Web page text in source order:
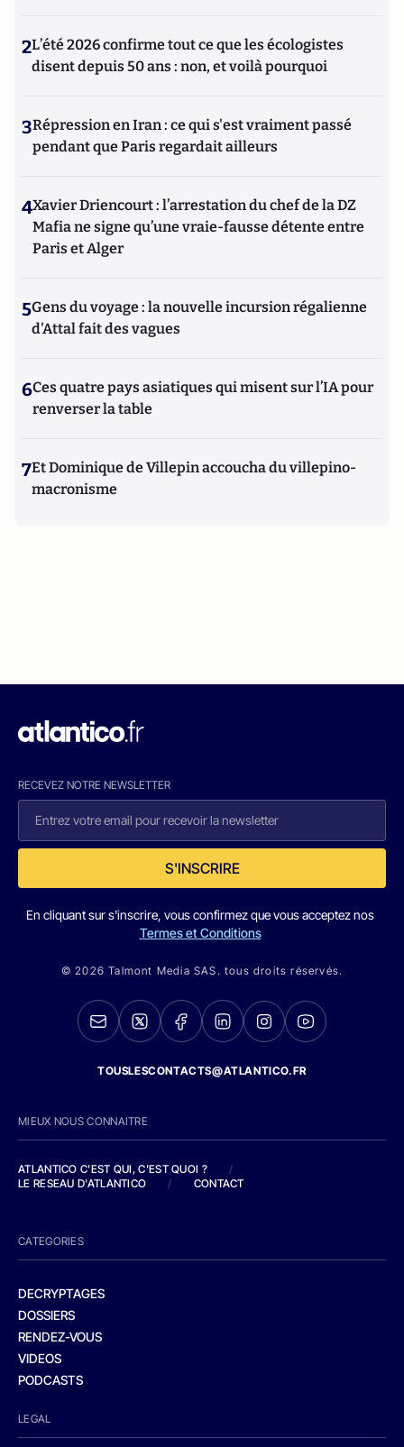
2L’été 2026 confirme tout ce que les écologistes
disent depuis 50 ans : non, et voilà pourquoi
3Répression en Iran : ce qui s'est vraiment passé
pendant que Paris regardait ailleurs
4Xavier Driencourt : l’arrestation du chef de la DZ
Mafia ne signe qu’une vraie-fausse détente entre
Paris et Alger
5Gens du voyage : la nouvelle incursion régalienne
d'Attal fait des vagues
6Ces quatre pays asiatiques qui misent sur l’IA pour
renverser la table
7Et Dominique de Villepin accoucha du villepino-
macronisme
RECEVEZ NOTRE NEWSLETTER
S'INSCRIRE
En cliquant sur s'inscrire, vous confirmez que vous acceptez nos
Termes et Conditions
© 2026 Talmont Media SAS. tous droits réservés.
TOUSLESCONTACTS@ATLANTICO.FR
MIEUX NOUS CONNAITRE
ATLANTICO C'EST QUI, C'EST QUOI ?
/
LE RESEAU D'ATLANTICO
/ CONTACT
CATEGORIES
DECRYPTAGES
DOSSIERS
RENDEZ-VOUS
VIDEOS
PODCASTS
LEGAL